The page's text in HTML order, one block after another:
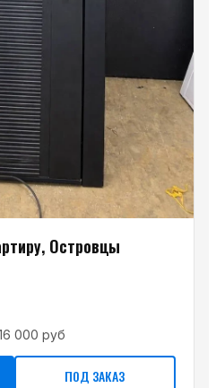
Островцы
000 руб
ПОД ЗАКАЗ